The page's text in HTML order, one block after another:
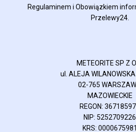
Regulaminem i Obowiązkiem
Przelewy24.
METEORITE SP Z
ul. ALEJA
02-765
MAZOWIECKIE
REGON:
NIP: 5252709226
KRS: 0000675981